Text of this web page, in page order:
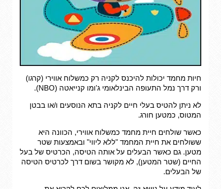
חיות מחמד יכולות להיכנס לקניה רק כמשלוח אווירי (קרגו)
ורק דרך נמל התעופה הבינלאומי ג'ומו קנייאטה (NBO).
לא ניתן להטיס בעלי חיים לקניה בתא הנוסעים ו/או בבטן
המטוס, כמטען חורג.
כאשר שולחים חיית מחמד כמשלוח אווירי, הכוונה היא
ששולחים את חיית המחמד "ללא ליווי" ובאמצעות שטר
מטען. גם כאשר הבעלים על אותה הטיסה, הכרטיס של בעל
החיים (שטר המטען), לא מקושר בשום דרך לכרטיס הטיסה
של הבעלים.